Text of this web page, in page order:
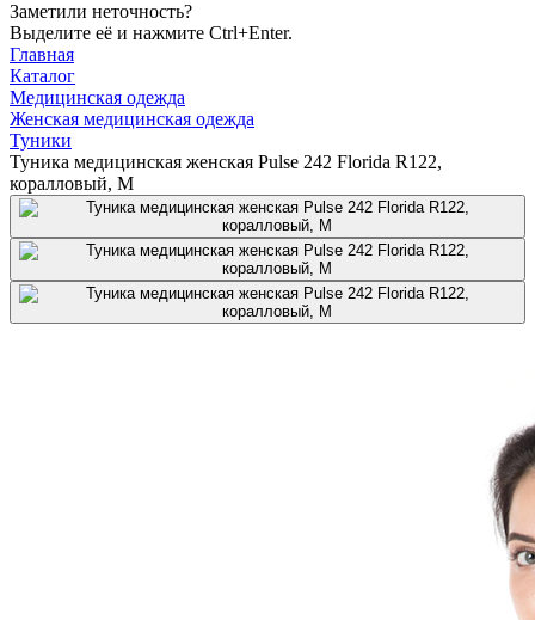
Заметили неточность?
Выделите её и нажмите Ctrl+Enter.
Главная
Каталог
Медицинская одежда
Женская медицинская одежда
Туники
Туника медицинская женская Pulse 242 Florida R122,
коралловый, M